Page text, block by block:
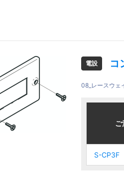
電設 コ
08_レースウェ
ご注文
S-CP3F
ご
S-CP3F
ご注文
S-CP3F
ご
S-CP3F